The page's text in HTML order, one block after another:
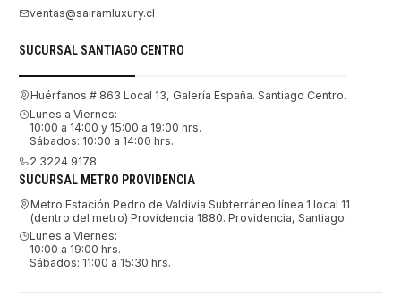
ventas@sairamluxury.cl
SUCURSAL SANTIAGO CENTRO
Huérfanos # 863 Local 13, Galería España. Santiago Centro.
Lunes a Viernes:
10:00 a 14:00 y 15:00 a 19:00 hrs.
Sábados: 10:00 a 14:00 hrs.
2 3224 9178
SUCURSAL METRO PROVIDENCIA
Metro Estación Pedro de Valdivia Subterráneo línea 1 local 11
(dentro del metro) Providencia 1880. Providencia, Santiago.
Lunes a Viernes:
10:00 a 19:00 hrs.
Sábados: 11:00 a 15:30 hrs.